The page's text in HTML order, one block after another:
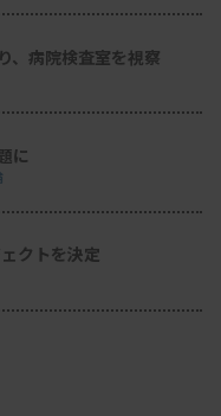
、病院検査室を視察
に
クトを決定